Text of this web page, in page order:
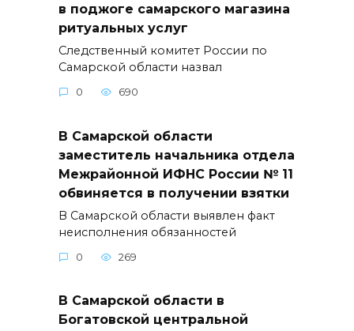
в поджоге самарского магазина
ритуальных услуг
Следственный комитет России по
Самарской области назвал
0 690
В Самарской области
заместитель начальника отдела
Межрайонной ИФНС России № 11
обвиняется в получении взятки
В Самарской области выявлен факт
неисполнения обязанностей
0 269
В Самарской области в
Богатовской центральной